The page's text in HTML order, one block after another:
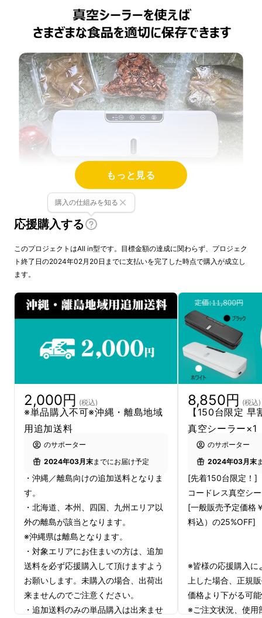
もっと見る
応援購入する
購入の仕組みを知る
このプロジェクトはAll in型です。目標金額の達成に関わらず、プロジェク
ト終了日の2024年02月20日までに支払いを完了した時点で購入が成立し
ます。
2,000円 (税込)
※単品購入不可※沖縄・離島地域
用追加送料
のサポーター
2024年03月末までにお届け予定
・沖縄／離島向けの追加送料となりま
す。
・北海道、本州、四国、九州エリア以
外の離島が該当となります。
※沖縄県は離島となります。
・対象エリアにお住まいの方は、追加
送料を必ず応援購入して頂けますよう
お願いします。未購入の場合、出荷出
来ませんのでご注意ください。
・追加送料のみの単品購入は出来ませ
8,850円 (税込)
【150台限定
真空シーラー×1
のサポーター
2024年03月末
[先着150台限定！]
コードレス真空シ
[一般販売予定価格
料込）の25%OFF]
※皆様の応援購入に
上した場合、正規
価格より下がる可
※ご注文状況、使用